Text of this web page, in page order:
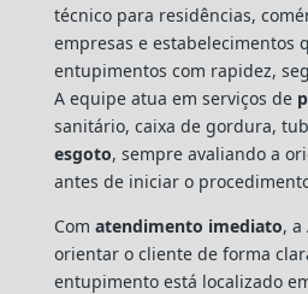
técnico para residências,
empresas e estabelecimentos
entupimentos com rapidez,
A equipe atua em serviços de
sanitário, caixa de gordura,
esgoto, sempre avaliando a
antes de iniciar o
Com atendimento imediato, a
orientar o cliente de forma
entupimento está localizado